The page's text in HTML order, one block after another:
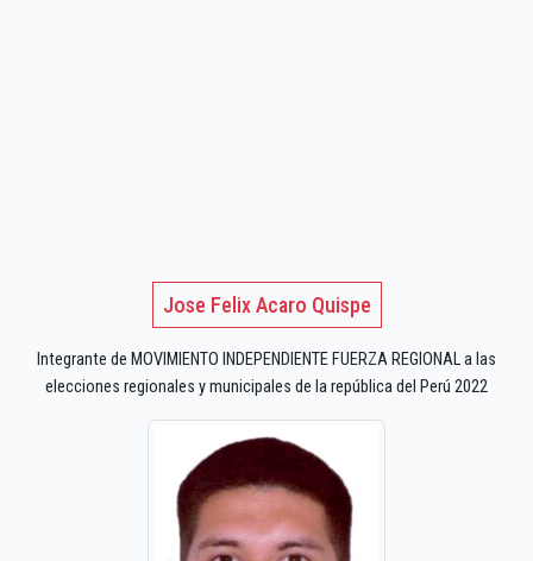
Jose Felix Acaro Quispe
Integrante de MOVIMIENTO INDEPENDIENTE FUERZA REGIONAL a las
elecciones regionales y municipales de la república del Perú 2022